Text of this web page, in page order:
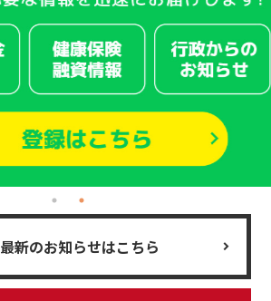
最新のお知らせはこちら